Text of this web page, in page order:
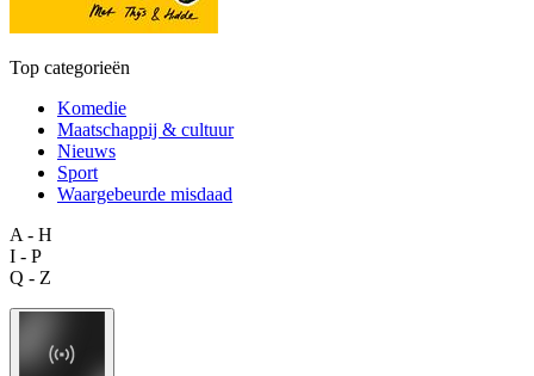
Top categorieën
Komedie
Maatschappij & cultuur
Nieuws
Sport
Waargebeurde misdaad
A - H
I - P
Q - Z